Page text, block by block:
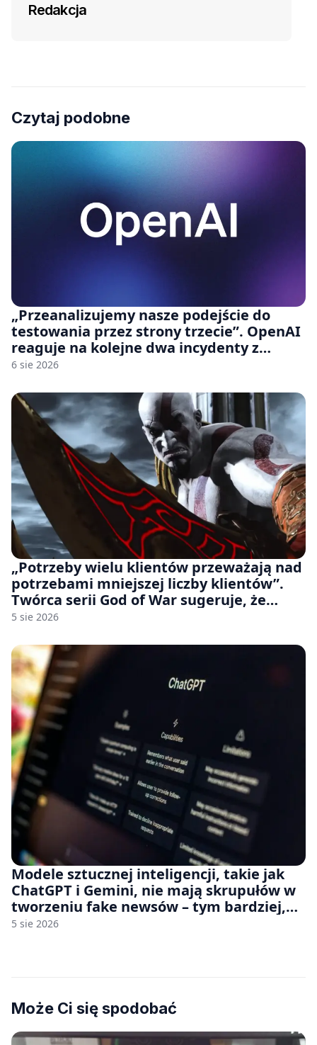
Redakcja
Czytaj podobne
„Przeanalizujemy nasze podejście do
testowania przez strony trzecie”. OpenAI
reaguje na kolejne dwa incydenty z
udziałem autorskich modeli
6 sie 2026
„Potrzeby wielu klientów przeważają nad
potrzebami mniejszej liczby klientów”.
Twórca serii God of War sugeruje, że
rozumie, dlaczego Sony rezygnuje z gier
5 sie 2026
Modele sztucznej inteligencji, takie jak
ChatGPT i Gemini, nie mają skrupułów w
tworzeniu fake newsów – tym bardziej,
jeśli rozmawiasz z nimi po polsku
5 sie 2026
Może Ci się spodobać